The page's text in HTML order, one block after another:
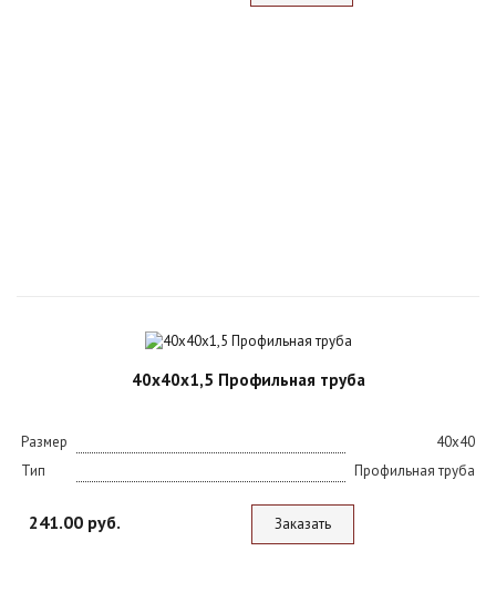
40х40х1,5 Профильная труба
Размер
40х40
Тип
Профильная труба
241.00 руб. Заказать